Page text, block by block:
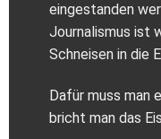
eingestanden
Journalismus ist
Schneisen in die
Dafür muss man
bricht man das